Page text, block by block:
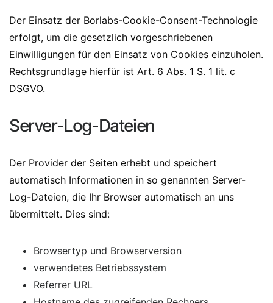
Der Einsatz der Borlabs-Cookie-Consent-Technologie
erfolgt, um die gesetzlich vorgeschriebenen
Einwilligungen für den Einsatz von Cookies einzuholen.
Rechtsgrundlage hierfür ist Art. 6 Abs. 1 S. 1 lit. c
DSGVO.
Server-Log-Dateien
Der Provider der Seiten erhebt und speichert
automatisch Informationen in so genannten Server-
Log-Dateien, die Ihr Browser automatisch an uns
übermittelt. Dies sind:
Browsertyp und Browserversion
verwendetes Betriebssystem
Referrer URL